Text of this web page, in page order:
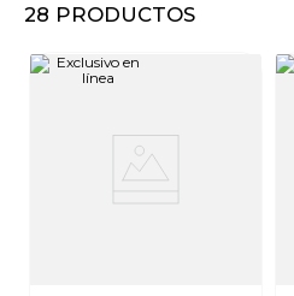
8.
audifonos
9.
mochila
28 PRODUCTOS